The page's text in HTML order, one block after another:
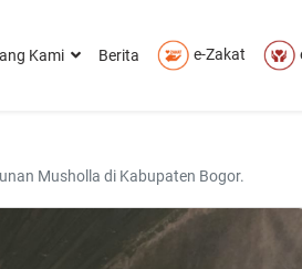
Kami Berita e-Zakat
Musholla di Kabupaten Bogor.